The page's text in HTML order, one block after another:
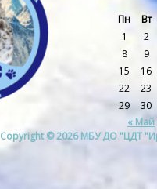
Пн
Вт
1
2
8
9
15
16
22
23
29
30
« Май
Copyright © 2026 МБУ ДО "ЦДТ